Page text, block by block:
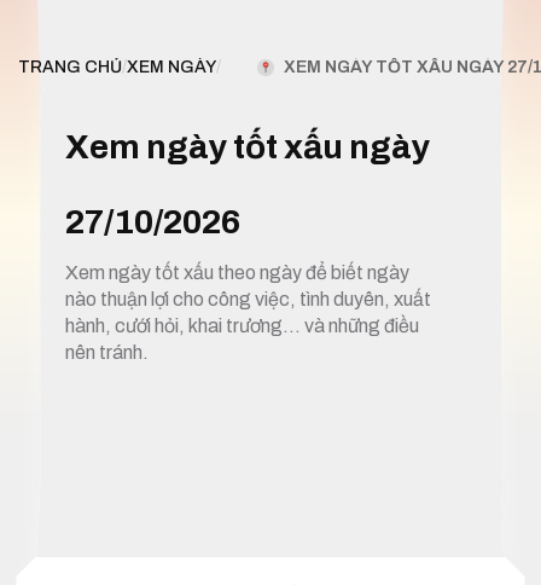
TRANG CHỦ/XEM NGÀY/ XEM NGÀY TỐT XẤU NGÀY 27/
Xem ngày tốt xấu ngày
27/10/2026
Xem ngày tốt xấu theo ngày để biết ngày
nào thuận lợi cho công việc, tình duyên, xuất
hành, cưới hỏi, khai trương… và những điều
nên tránh.